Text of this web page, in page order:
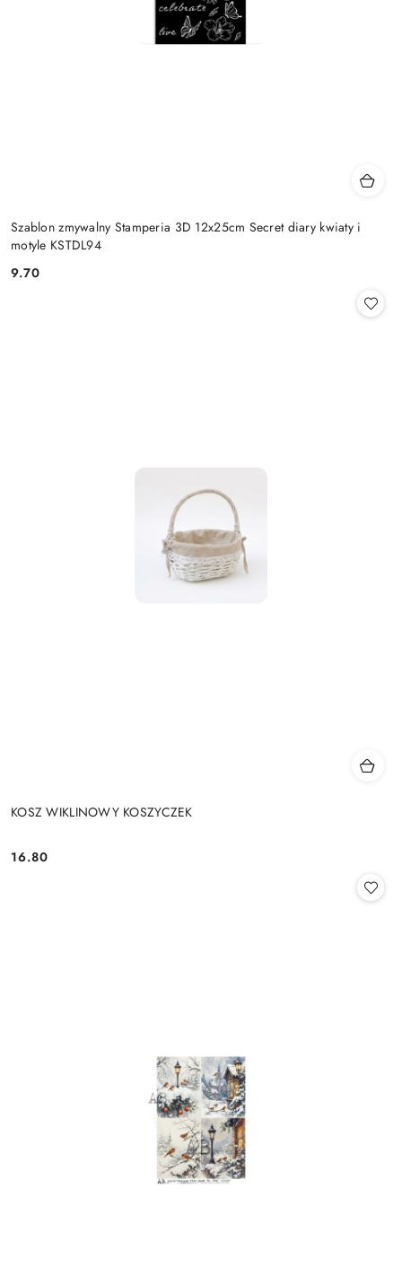
Szablon zmywalny Stamperia 3D 12x25cm Secret diary kwiaty i
motyle KSTDL94
Cena:
9.70
KOSZ WIKLINOWY KOSZYCZEK
Cena:
16.80